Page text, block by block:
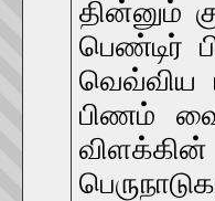
தின்னும்
பெண்டிர்
வெவ்விய
பிணம்
விளக்கின்